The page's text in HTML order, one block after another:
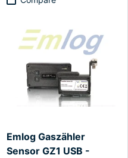
Emlog Gaszähler
Sensor GZ1 USB -